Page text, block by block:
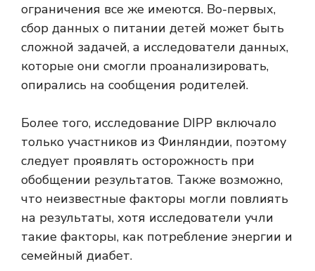
ограничения все же имеются. Во-первых,
сбор данных о питании детей может быть
сложной задачей, а исследователи данных,
которые они смогли проанализировать,
опирались на сообщения родителей.
Более того, исследование DIPP включало
только участников из Финляндии, поэтому
следует проявлять осторожность при
обобщении результатов. Также возможно,
что неизвестные факторы могли повлиять
на результаты, хотя исследователи учли
такие факторы, как потребление энергии и
семейный диабет.